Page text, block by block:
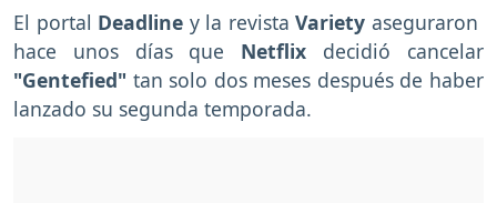
El portal Deadline y la revistaVariety aseguraron
hace unos días que Netflix decidió cancelar
"Gentefied" tan solo dos meses después de haber
lanzado su segunda temporada.